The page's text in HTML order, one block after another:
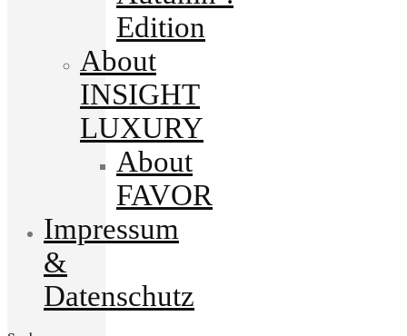
Edition
About
INSIGHT
LUXURY
About
FAVOR
Impressum
&
Datenschutz